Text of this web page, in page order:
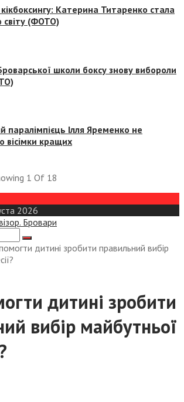
Катерина Титаренко стала
світу (ФОТО)
школи боксу знову вибороли
паралімпієць Ілля Яременко не
вісімки кращих
1 Of 18
2026
дитині зробити правильний вибір
дитині зробити
вибір майбутньої